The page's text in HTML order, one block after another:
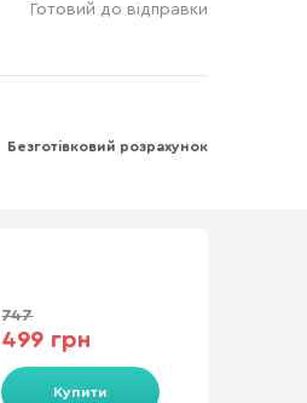
Готовий до відправки
Безготівковий розрахунок
747
499 грн
Купити